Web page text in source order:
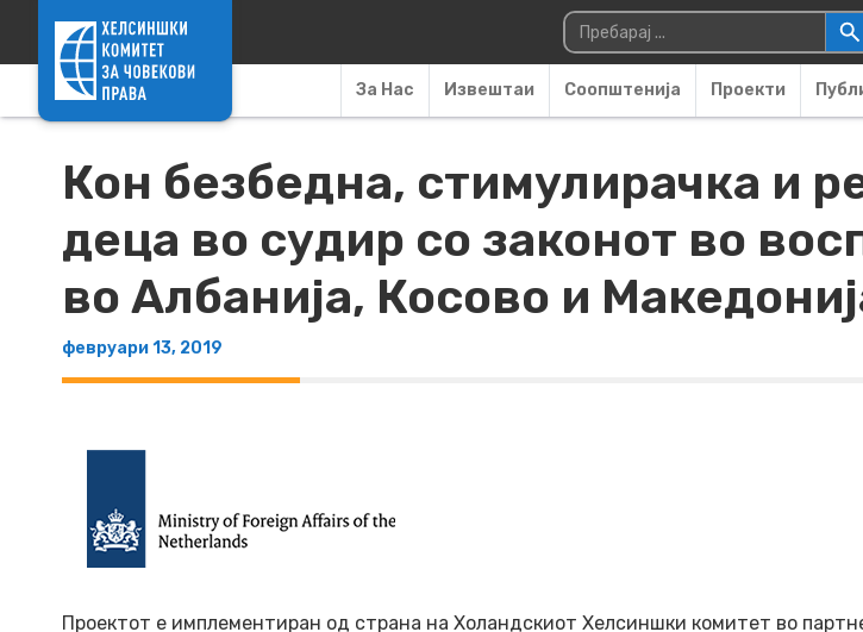
Пребарувај за:
За Нас Извештаи Соопштенија Проекти
Кон безбедна, стимулирачка и
деца во судир со законот во
во Албанија, Косово и
февруари 13, 2019
Проектот е имплементиран од страна на Холандскиот Хелсиншки комитет во